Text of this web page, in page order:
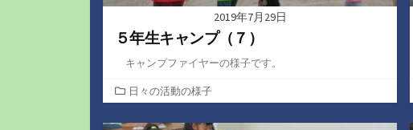
2019年7月29日
５年生キャンプ（７）
キャンプファイヤーの様子です。
カ
テ
ゴ
日々の活動の様子